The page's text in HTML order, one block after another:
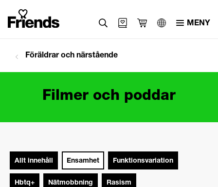
العربية
MENY
Föräldrar och närstående
Filmer och poddar
Allt innehåll Ensamhet Funktionsvariation
Hbtq+ Nätmobbning Rasism